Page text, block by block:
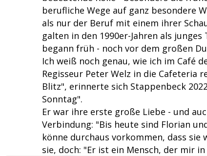
berufliche Wege auf ganz besondere
als nur der Beruf mit einem ihrer
galten in den 1990er-Jahren als
begann früh - noch vor dem großen
Ich weiß noch genau, wie ich im Café
Regisseur Peter Welz in die Cafeteria
Blitz", erinnerte sich Stappenbeck
Sonntag".
Er war ihre erste große Liebe - und
Verbindung: "Bis heute sind Florian
könne durchaus vorkommen, dass
sie, doch: "Er ist ein Mensch, der mir